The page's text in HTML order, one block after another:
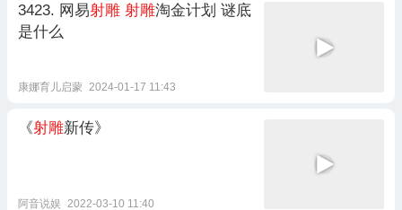
3423. 网易射雕 射雕淘金计划 谜底
是什么
康娜育儿启蒙 2024-01-17 11:43
《射雕新传》
阿音说娱 2022-03-10 11:40